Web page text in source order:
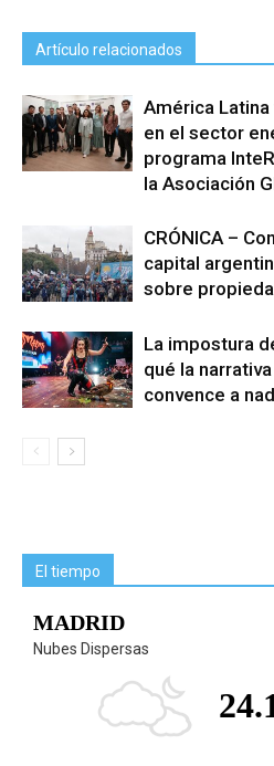
Artículo relacionados
América
en el sector
programa
la Asociación
CRÓNICA –
capital
sobre
La impostura
qué la
convence a
El tiempo
MADRID
Nubes Dispersas